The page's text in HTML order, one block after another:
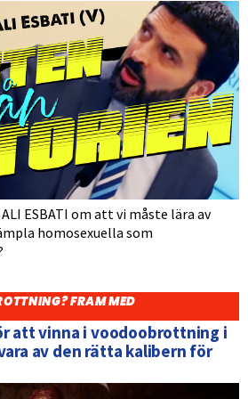
ESBATI om att vi måste lära av
homosexuella som
FRAM MED
att vinna i voodoobrottning i
av den rätta kalibern för